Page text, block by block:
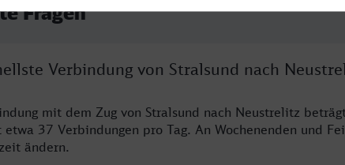
Fragen
Verbindung von Stralsund nach
mit dem Zug von Stralsund nach Neustrelitz
37 Verbindungen pro Tag. An Wochenenden und
ändern.